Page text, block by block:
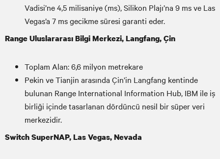
Vadisi’ne 4,5 milisaniye (ms), Silikon Plajı’na 9 ms ve Las
Vegas’a 7 ms gecikme süresi garanti eder.
Range Uluslararası Bilgi Merkezi, Langfang, Çin
Toplam Alan: 6,6 milyon metrekare
Pekin ve Tianjin arasında Çin’in Langfang kentinde
bulunan Range International Information Hub, IBM ile iş
birliği içinde tasarlanan dördüncü nesil bir süper veri
merkezidir.
Switch SuperNAP, Las Vegas, Nevada